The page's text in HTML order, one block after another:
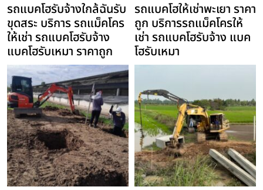
รถแบคโฮรับจ้างใกล้ฉันรับ
ขุดสระ บริการ รถแม็คโคร
ให้เช่า รถแบคโฮรับจ้าง
แบคโฮรับเหมา ราคาถูก
รถแบคโฮให้เช่าพะเยา ราคา
ถูก บริการรถแม็คโครให้
เช่า รถแบคโฮรับจ้าง แบค
โฮรับเหมา